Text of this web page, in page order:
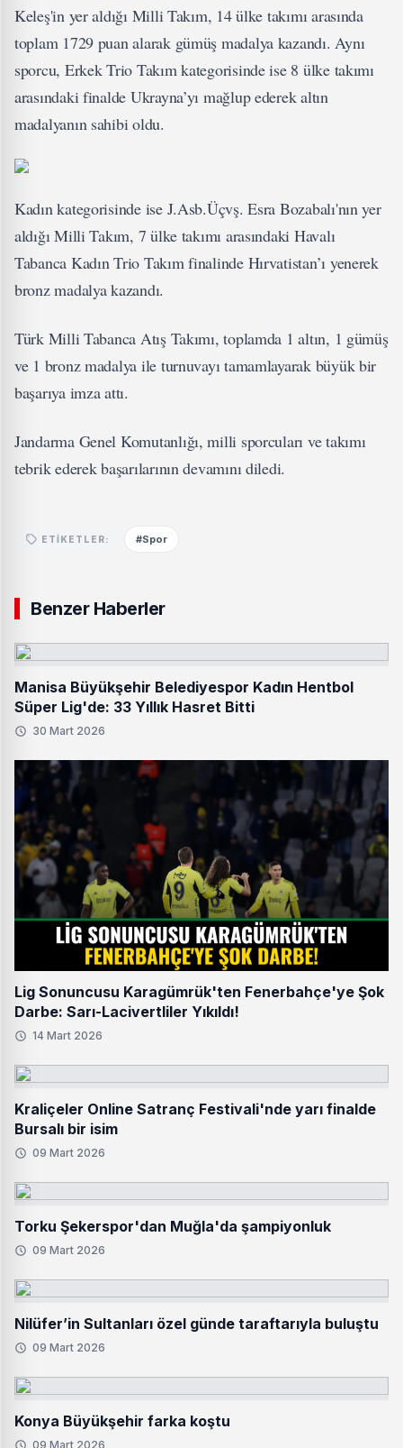
Keleş'in yer aldığı Milli Takım, 14 ülke takımı arasında
toplam 1729 puan alarak gümüş madalya kazandı. Aynı
sporcu, Erkek Trio Takım kategorisinde ise 8 ülke takımı
arasındaki finalde Ukrayna’yı mağlup ederek altın
madalyanın sahibi oldu.
Kadın kategorisinde ise J.Asb.Üçvş. Esra Bozabalı'nın yer
aldığı Milli Takım, 7 ülke takımı arasındaki Havalı
Tabanca Kadın Trio Takım finalinde Hırvatistan’ı yenerek
bronz madalya kazandı.
Türk Milli Tabanca Atış Takımı, toplamda 1 altın, 1 gümüş
ve 1 bronz madalya ile turnuvayı tamamlayarak büyük bir
başarıya imza attı.
Jandarma Genel Komutanlığı, milli sporcuları ve takımı
tebrik ederek başarılarının devamını diledi.
ETIKETLER: #Spor
Benzer Haberler
Manisa Büyükşehir Belediyespor Kadın Hentbol
Süper Lig'de: 33 Yıllık Hasret Bitti
30 Mart 2026
Lig Sonuncusu Karagümrük'ten Fenerbahçe'ye Şok
Darbe: Sarı-Lacivertliler Yıkıldı!
14 Mart 2026
Kraliçeler Online Satranç Festivali'nde yarı finalde
Bursalı bir isim
09 Mart 2026
Torku Şekerspor'dan Muğla'da şampiyonluk
09 Mart 2026
Nilüfer’in Sultanları özel günde taraftarıyla buluştu
09 Mart 2026
Konya Büyükşehir farka koştu
09 Mart 2026